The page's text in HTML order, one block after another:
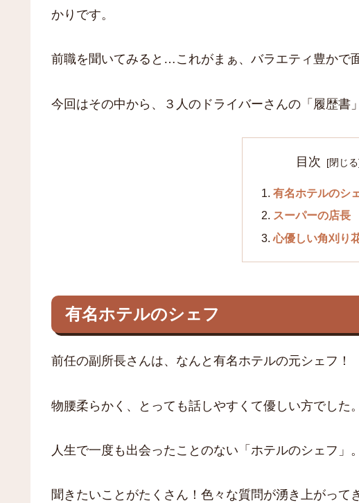
かりです。
前職を聞いてみると…これがまぁ、バラエティ豊かで
今回はその中から、３人のドライバーさんの「履歴書
目次
有名ホテルのシ
スーパーの店長
心優しい角刈り
有名ホテルのシェフ
前任の副所長さんは、なんと有名ホテルの元シェフ！
物腰柔らかく、とっても話しやすくて優しい方でした。
人生で一度も出会ったことのない「ホテルのシェフ」。
聞きたいことがたくさん！色々な質問が湧き上がって